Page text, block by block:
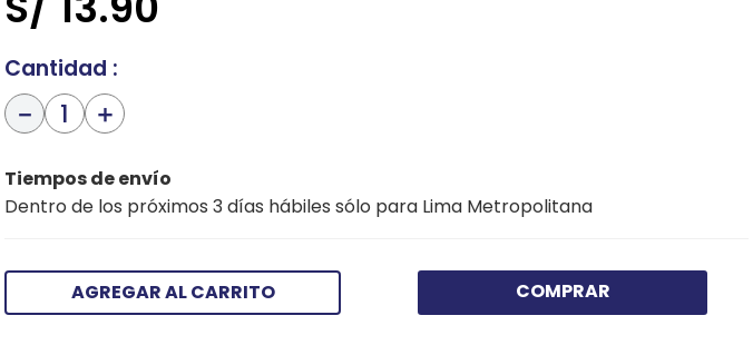
Cantidad
＋
－
Tiempos de envío
Dentro de los próximos 3 días hábiles sólo para Lima Metropolitana
AGREGAR AL CARRITO COMPRAR